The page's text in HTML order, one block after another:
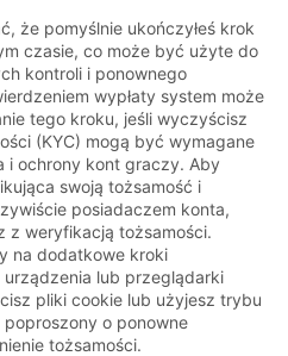
że pomyślnie ukończyłeś krok
czasie, co może być użyte do
kontroli i ponownego
wypłaty system może
tego kroku, jeśli wyczyścisz
(KYC) mogą być wymagane
i ochrony kont graczy. Aby
swoją tożsamość i
posiadaczem konta,
z weryfikacją tożsamości.
na dodatkowe kroki
lub przeglądarki
pliki cookie lub użyjesz trybu
o ponowne
tożsamości.